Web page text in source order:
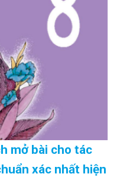
mở bài cho tác
xác nhất hiện